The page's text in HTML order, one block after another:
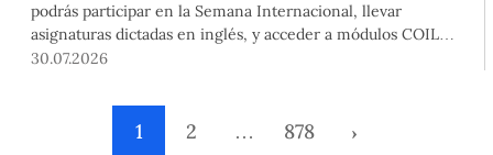
podrás participar en la Semana Internacional, llevar
asignaturas dictadas en inglés, y acceder a módulos COIL
junto con estudiantes y docentes de universidades
mediante el Campus Virtual, durante la Matrícula 2026-2.
30.07.2026
1 2 … 878 ›